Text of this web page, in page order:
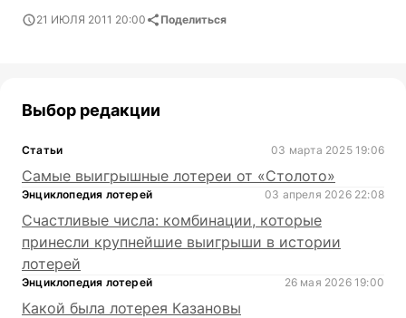
21 ИЮЛЯ 2011 20:00 Поделиться
Выбор редакции
Статьи 03 марта 2025 19:06
Самые выигрышные лотереи от «Столото»
Энциклопедия лотерей 03 апреля 2026 22:08
Счастливые числа: комбинации, которые
принесли крупнейшие выигрыши в истории
лотерей
Энциклопедия лотерей 26 мая 2026 19:00
Какой была лотерея Казановы